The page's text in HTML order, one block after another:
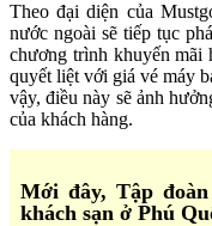
Theo đại diện của
nước ngoài sẽ tiếp tục
chương trình khuyến mãi
quyết liệt với giá vé máy
vậy, điều này sẽ ảnh
của khách hàng.
Mới đây, Tập
khách sạn ở Phú